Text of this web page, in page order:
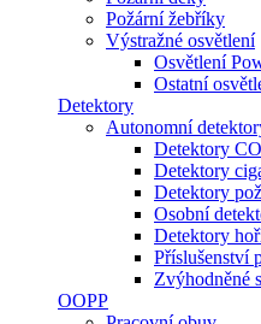
Požární žebříky
Výstražné osvětlení
Osvětlení
Ostatní
Detektory
Autonomní
Detektory CO
Detektory
Detektory
Osobní
Detektory
Příslušenství
Zvýhodněné
OOPP